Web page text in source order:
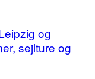
og
sejlture og